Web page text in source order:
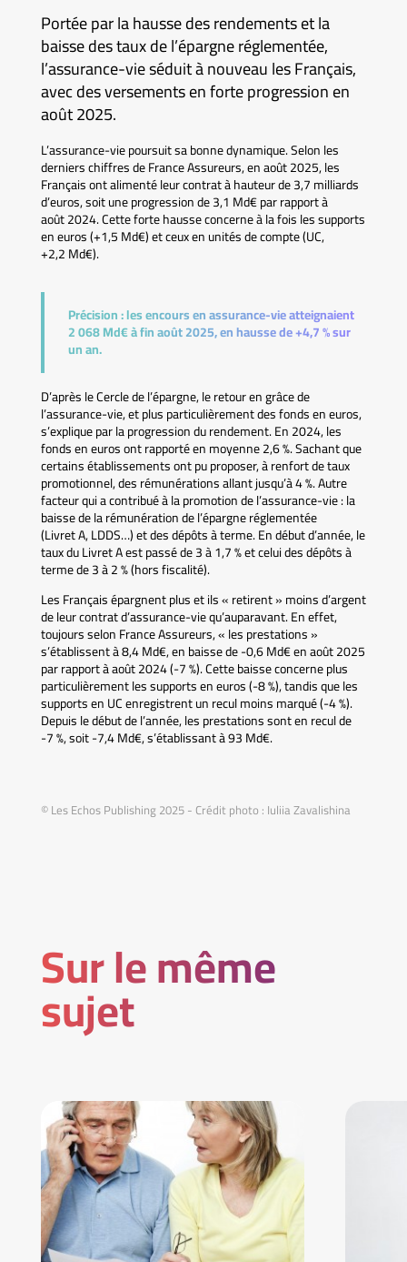
Portée par la hausse des rendements et la
baisse des taux de l’épargne réglementée,
l’assurance-vie séduit à nouveau les Français,
avec des versements en forte progression en
août 2025.
L’assurance-vie poursuit sa bonne dynamique. Selon les
derniers chiffres de France Assureurs, en août 2025, les
Français ont alimenté leur contrat à hauteur de 3,7 milliards
d’euros, soit une progression de 3,1 Md€ par rapport à
août 2024. Cette forte hausse concerne à la fois les supports
en euros (+1,5 Md€) et ceux en unités de compte (UC,
+2,2 Md€).
Précision :les encours en assurance-vie atteignaient
2 068 Md€ à fin août 2025, en hausse de +4,7 % sur
un an.
D’après le Cercle de l’épargne, le retour en grâce de
l’assurance-vie, et plus particulièrement des fonds en euros,
s’explique par la progression du rendement. En 2024, les
fonds en euros ont rapporté en moyenne 2,6 %. Sachant que
certains établissements ont pu proposer, à renfort de taux
promotionnel, des rémunérations allant jusqu’à 4 %. Autre
facteur qui a contribué à la promotion de l’assurance-vie : la
baisse de la rémunération de l’épargne réglementée
(Livret A, LDDS…) et des dépôts à terme. En début d’année, le
taux du Livret A est passé de 3 à 1,7 % et celui des dépôts à
terme de 3 à 2 % (hors fiscalité).
Les Français épargnent plus et ils « retirent » moins d’argent
de leur contrat d’assurance-vie qu’auparavant. En effet,
toujours selon France Assureurs, « les prestations »
s’établissent à 8,4 Md€, en baisse de -0,6 Md€ en août 2025
par rapport à août 2024 (-7 %). Cette baisse concerne plus
particulièrement les supports en euros (-8 %), tandis que les
supports en UC enregistrent un recul moins marqué (-4 %).
Depuis le début de l’année, les prestations sont en recul de
-7 %, soit -7,4 Md€, s’établissant à 93 Md€.
© Les Echos Publishing 2025 - Crédit photo : Iuliia Zavalishina
Sur le même
sujet